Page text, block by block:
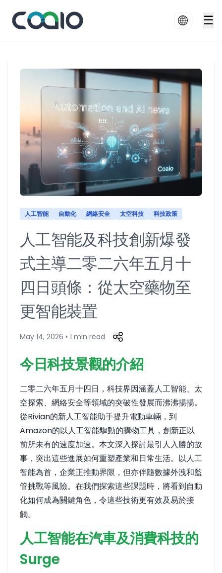
☰
人工智能 自動化 網絡安全 太空科技 科技政策
人工智能及科技創新爆發
式主導二零二六年五月十
四日頭條：從太空藥物至
更智能裝置
May 14, 2026 • 1 min read
今日科技景觀的介紹
二零二六年五月十四日，科技界因涵蓋人工智能、太
空探索、網絡安全等領域的突破性發展而沸沸揚揚。
從Rivian的新人工智能助手提升電動車輛，到
Amazon的以人工智能驅動的購物工具，創新正以
前所未有的速度加速。本文深入探討最引人入勝的故
事，突出這些進展如何重塑產業和日常生活。以人工
智能為首，企業正推動界限，但亦伴隨數據外洩和監
管挑戰等風險。在我們探索這些課題時，將看到自動
化如何成為關鍵角色，令這些技術更有效及易於接
觸。
人工智能在汽車及消費科技的
Surge